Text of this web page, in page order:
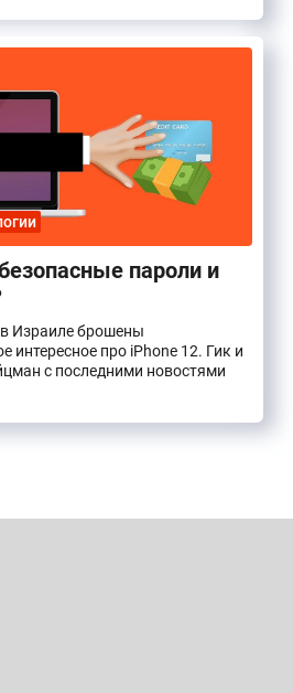
пароли и
в Израиле брошены
интересное про iPhone 12. Гик и
с последними новостями